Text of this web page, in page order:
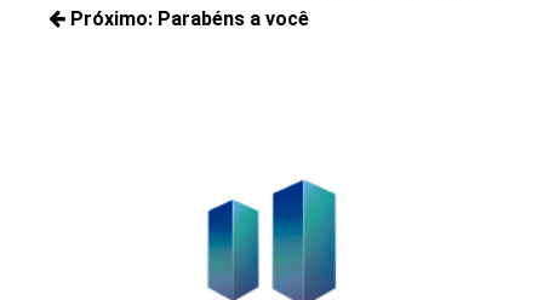
dePróximo: Parabéns a você